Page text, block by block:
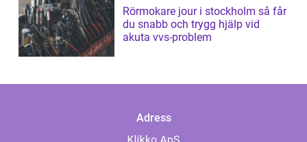
Rörmokare jour i stockholm så får
du snabb och trygg hjälp vid
akuta vvs-problem
Adress